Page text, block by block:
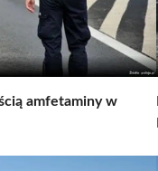
amfetaminy w